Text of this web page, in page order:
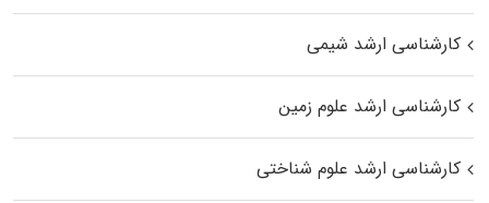
کارشناسی ارشد شیمی
کارشناسی ارشد علوم زمین
کارشناسی ارشد علوم شناختی